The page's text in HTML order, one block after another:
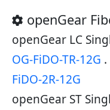
openGear
openGear LC
OG-FiDO-TR-12G .
FiDO-2R-12G
openGear ST